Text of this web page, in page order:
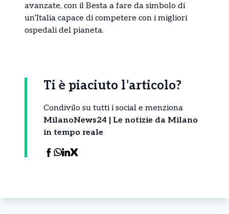
avanzate, con il Besta a fare da simbolo di
un’Italia capace di competere con i migliori
ospedali del pianeta.
Ti è piaciuto l’articolo?
Condivilo su tutti i social e menziona
MilanoNews24 | Le notizie da Milano
in tempo reale